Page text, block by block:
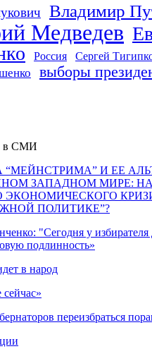
Владимир
Медведев
Россия Сергей
выборы
в СМИ
И ЕЕ
ЗАПАДНОМ МИРЕ:
ЭКОНОМИЧЕСКОГО
ПОЛИТИКЕ”?
"Сегодня у избирателя
подлинность»
в народ
переизбраться